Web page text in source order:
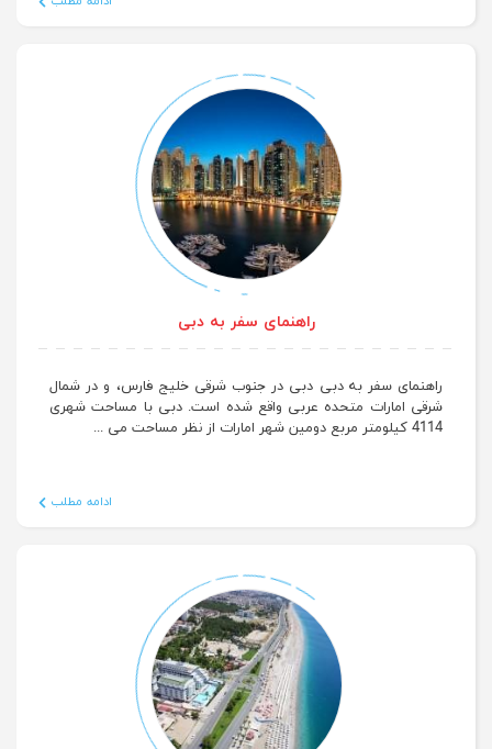
راهنمای سفر به دبی
راهنمای سفر به دبی دبی در جنوب شرقی خلیج فارس، و در شمال
شرقی امارات متحده عربی واقع شده است. دبی با مساحت شهری
4114 کیلومتر مربع دومین شهر امارات از نظر مساحت می ...
ادامه مطلب